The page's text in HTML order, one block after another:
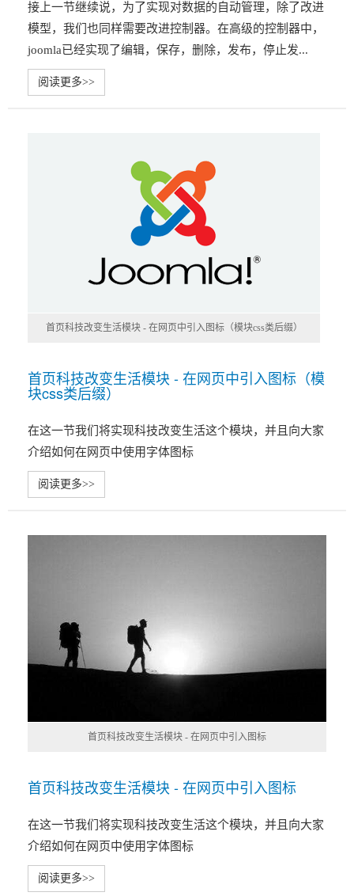
接上一节继续说，为了实现对数据的自动管理，除了改进
模型，我们也同样需要改进控制器。在高级的控制器中，
joomla已经实现了编辑，保存，删除，发布，停止发...
阅读更多>>
首页科技改变生活模块 - 在网页中引入图标（模块css类后缀）
首页科技改变生活模块 - 在网页中引入图标（模
块css类后缀）
在这一节我们将实现科技改变生活这个模块，并且向大家
介绍如何在网页中使用字体图标
阅读更多>>
首页科技改变生活模块 - 在网页中引入图标
首页科技改变生活模块 - 在网页中引入图标
在这一节我们将实现科技改变生活这个模块，并且向大家
介绍如何在网页中使用字体图标
阅读更多>>